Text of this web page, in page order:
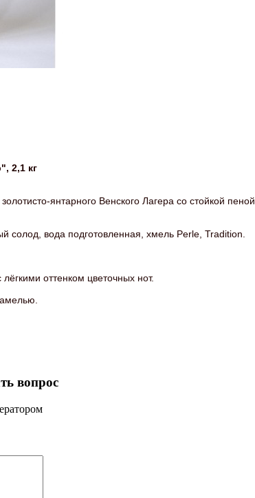
2,1 кг
янтарного Венского Лагера со стойкой пеной.
солод, вода подготовленная, хмель Perle, Tradition.
оттенком цветочных нот.
вопрос